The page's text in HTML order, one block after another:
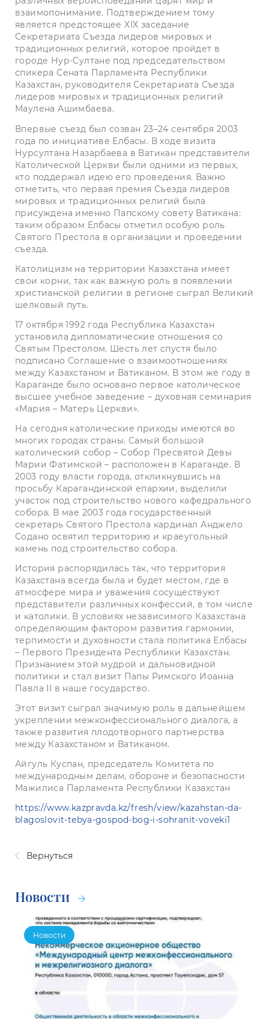
взаимопонимание. Подтверждением тому
является предстоящее XIX заседание
Секретариата Съезда лидеров мировых и
традиционных религий, которое пройдет в
городе Нур-Султане под председательством
спикера Сената Парламента Республики
Казахстан, руководителя Секретариата Съезда
лидеров мировых и традиционных религий
Маулена Ашимбаева.
Впервые съезд был созван 23–24 сентября 2003
года по инициативе Елбасы. В ходе визита
Нурсултана Назарбаева в Ватикан представители
Католической Церкви были одними из первых,
кто поддержал идею его проведения. Важно
отметить, что первая премия Съезда лидеров
мировых и традиционных религий была
присуждена именно Папскому совету Ватикана:
таким образом Елбасы отметил особую роль
Святого Престола в организации и проведении
съезда.
Католицизм на территории Казахстана имеет
свои корни, так как важную роль в появлении
христианской религии в регионе сыграл Великий
шелковый путь.
17 октября 1992 года Республика Казахстан
установила дипломатические отношения со
Святым Престолом. Шесть лет спустя было
подписано Соглашение о взаимоотношениях
между Казахстаном и Ватиканом. В этом же году в
Караганде было основано первое католическое
высшее учебное заведение – духовная семинария
«Мария – Матерь Церкви».
На сегодня католические приходы имеются во
многих городах страны. Самый большой
католический собор – Собор Пресвятой Девы
Марии Фатимской – расположен в Караганде. В
2003 году власти города, откликнувшись на
просьбу Карагандинской епархии, выделили
участок под строительство нового кафедрального
собора. В мае 2003 года государственный
секретарь Святого Престола кардинал Анджело
Содано освятил территорию и краеугольный
камень под строительство собора.
История распорядилась так, что территория
Казахстана всегда была и будет местом, где в
атмосфере мира и уважения сосуществуют
представители различных конфессий, в том числе
и католики. В условиях независимого Казахстана
определяющим фактором развития гармонии,
терпимости и духовности стала политика Елбасы
– Первого Президента Республики Казахстан.
Признанием этой мудрой и дальновидной
политики и стал визит Папы Римского Иоанна
Павла II в наше государство.
Этот визит сыграл значимую роль в дальнейшем
укреплении межконфессионального диалога, а
также развития плодотворного партнерства
между Казахстаном и Ватиканом.
Айгуль Куспан, председатель Комитета по
международным делам, обороне и безопасности
Мажилиса Парламента Республики Казахстан
https://www.kazpravda.kz/fresh/view/kazahstan-da-
blagoslovit-tebya-gospod-bog-i-sohranit-voveki1
Вернуться
Новости
Новости